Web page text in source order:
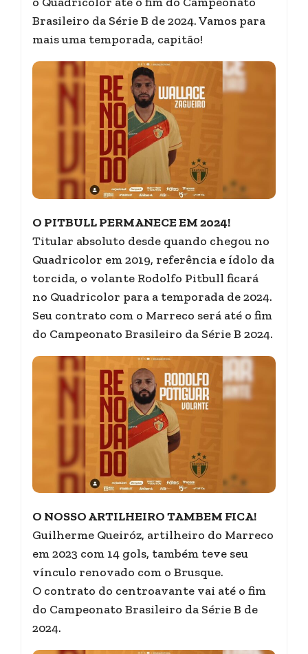
Brasileiro da Série B de 2024. Vamos para
mais uma temporada, capitão!
O PITBULL PERMANECE EM 2024!
Titular absoluto desde quando chegou no
Quadricolor em 2019, referência e ídolo da
torcida, o volante Rodolfo Pitbull ficará
no Quadricolor para a temporada de 2024.
Seu contrato com o Marreco será até o fim
do Campeonato Brasileiro da Série B 2024.
O NOSSO ARTILHEIRO TAMBEM FICA!
Guilherme Queiróz, artilheiro do Marreco
em 2023 com 14 gols, também teve seu
vínculo renovado com o Brusque.
O contrato do centroavante vai até o fim
do Campeonato Brasileiro da Série B de
2024.